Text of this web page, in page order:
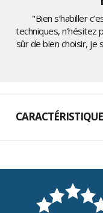
"Bien s’habiller
techniques, n’hésitez
sûr de bien choisir, je